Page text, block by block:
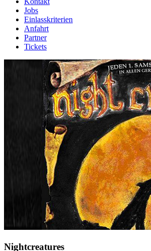
Jobs
Einlasskriterien
Anfahrt
Partner
Tickets
Nightcreatures